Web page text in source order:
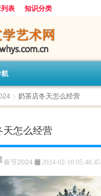
表 知识分类
> 奶茶店冬天怎么经营
天怎么经营
春节2024 2024-02-10 05:48:45